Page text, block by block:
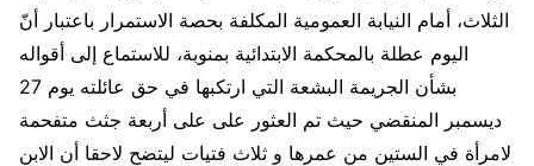
الثلاث، أمام النيابة العمومية المكلفة بحصة الاستمرار باعتبار أنّ
اليوم عطلة بالمحكمة الابتدائية بمنوبة، للاستماع إلى أقواله
بشأن الجريمة البشعة التي ارتكبها في حق عائلته يوم 27
ديسمبر المنقضي حيث تم العثور على على أربعة جثث متفحمة
لامرأة في الستين من عمرها و ثلاث فتيات ليتضح لاحقا أن الابن